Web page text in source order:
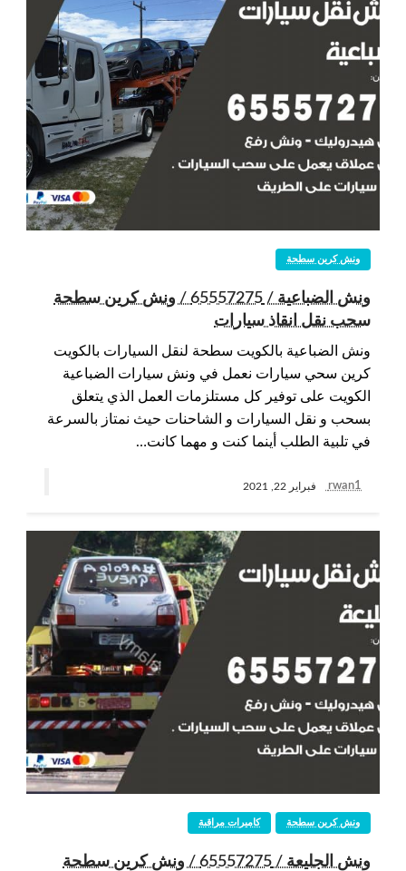
ونش كرين سطحة
ونش الضباعية / 65557275 / ونش كرين سطحة
سحب نقل انقاذ سيارات
ونش الضباعية بالكويت سطحة لنقل السيارات بالكويت
كرين سحي سيارات نعمل في ونش سيارات الضباعية
الكويت على توفير كل مستلزمات العمل الذي يتعلق
بسحب و نقل السيارات و الشاحنات حيث نمتاز بالسرعة
في تلبية الطلب أينما كنت و مهما كانت…
rwan1 فبراير 22, 2021
كاميرات مراقبة ونش كرين سطحة
ونش الجليعة / 65557275 / ونش كرين سطحة